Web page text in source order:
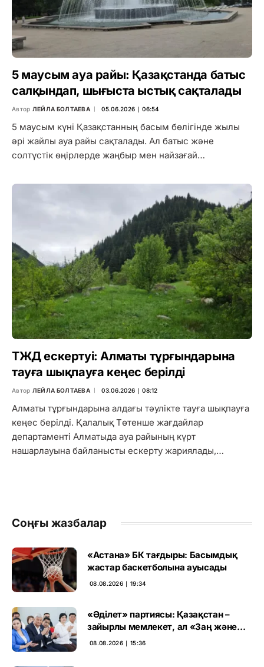
5 маусым ауа райы: Қазақстанда батыс
салқындап, шығыста ыстық сақталады
Автор ЛЕЙЛА БОЛТАЕВА 05.06.2026 ∣ 06:54
5 маусым күні Қазақстанның басым бөлігінде жылы
әрі жайлы ауа райы сақталады. Ал батыс және
солтүстік өңірлерде жаңбыр мен найзағай…
ТЖД ескертуі: Алматы тұрғындарына
тауға шықпауға кеңес берілді
Автор ЛЕЙЛА БОЛТАЕВА 03.06.2026 ∣ 08:12
Алматы тұрғындарына алдағы тәулікте тауға шықпауға
кеңес берілді. Қалалық Төтенше жағдайлар
департаменті Алматыда ауа райының күрт
нашарлауына байланысты ескерту жариялады,…
Соңғы жазбалар
«Астана» БК тағдыры: Басымдық
жастар баскетболына ауысады
08.08.2026 ∣ 19:34
«Әділет» партиясы: Қазақстан –
зайырлы мемлекет, ал «Заң және
тәртіп» қағидаты баршаға міндетті
08.08.2026 ∣ 15:36